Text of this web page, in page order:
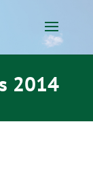
2014